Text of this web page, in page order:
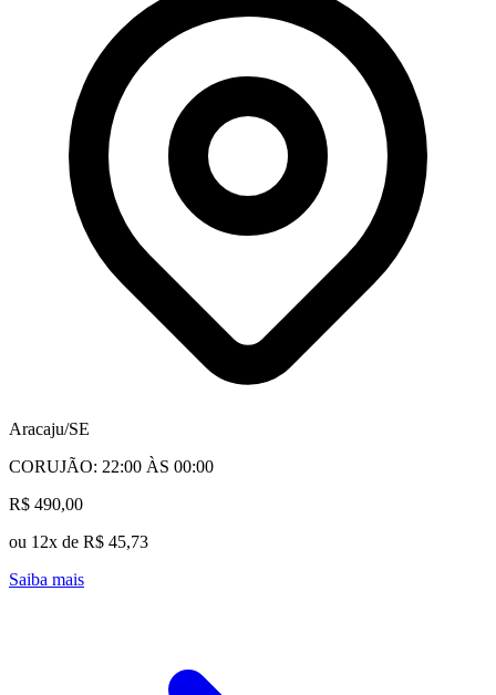
Aracaju/SE
CORUJÃO: 22:00 ÀS 00:00
R$ 490,00
ou 12x de R$ 45,73
Saiba mais